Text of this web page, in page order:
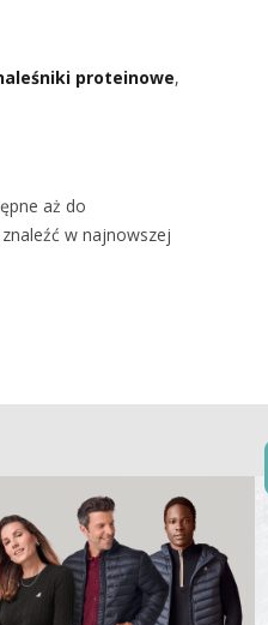
proteinowe,
aż do
w najnowszej